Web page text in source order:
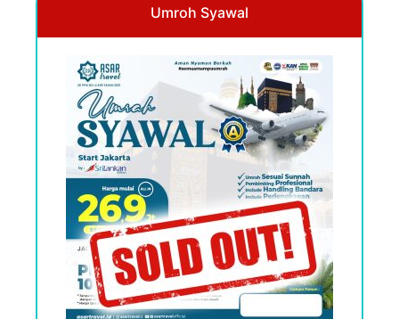
Umroh Syawal